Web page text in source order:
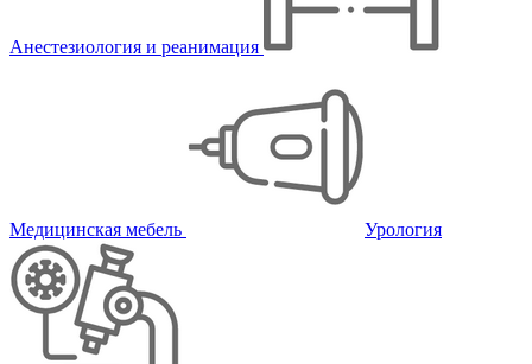
Анестезиология и реанимация
Медицинская мебель Урология